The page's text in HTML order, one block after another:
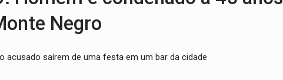
Negro
acusado saírem de uma festa em um bar da cidade